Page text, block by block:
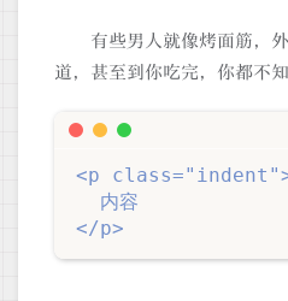
有些男人就像烤面筋，
道，甚至到你吃完，你都不
<p
  内容
</p>